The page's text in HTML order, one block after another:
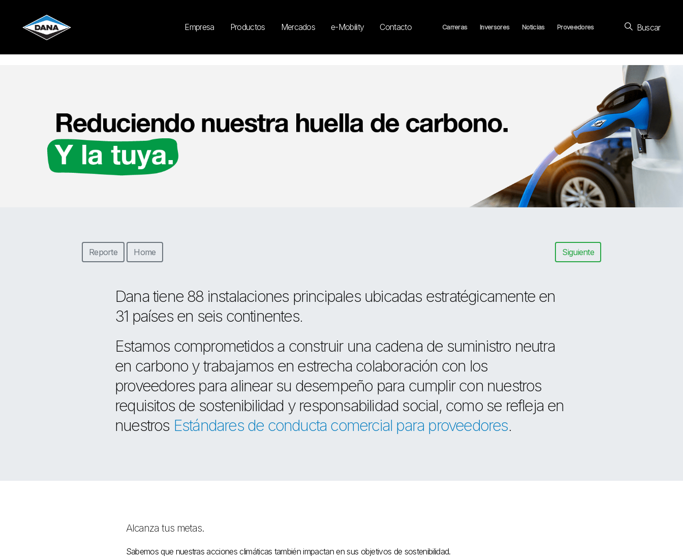
Empresa Productos Mercados e-Mobility Contacto Carreras Inversores Noticias Proveedores Buscar
Reporte Home Siguiente
Dana tiene 88 instalaciones principales ubicadas estratégicamente en
31 países en seis continentes.
Estamos comprometidos a construir una cadena de suministro neutra
en carbono y trabajamos en estrecha colaboración con los
proveedores para alinear su desempeño para cumplir con nuestros
requisitos de sostenibilidad y responsabilidad social, como se refleja en
nuestros Estándares de conducta comercial para proveedores.
Alcanza tus metas.
Sabemos que nuestras acciones climáticas también impactan en sus objetivos de sostenibilidad.